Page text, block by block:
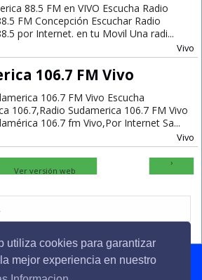
utiliza cookies para garantizar
mejor experiencia en nuestro
88.5 FM en VIVO Escucha Radio
FM Concepción Escuchar Radio
por Internet. en tu Movil Una radi...
Vivo
106.7 FM Vivo
106.7 FM Vivo Escucha
106.7,Radio Sudamerica 106.7 FM Vivo
106.7 fm Vivo,Por Internet Sa...
Vivo
›
Ver versión web